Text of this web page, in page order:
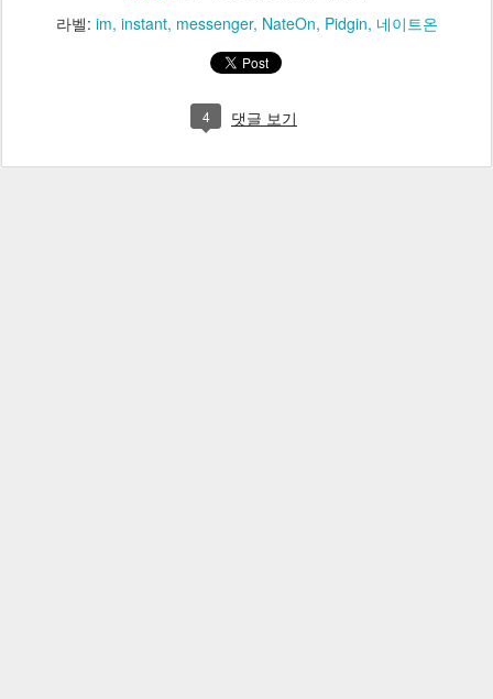
라벨: im instant messenger NateOn Pidgin 네이트온
4 댓글 보기